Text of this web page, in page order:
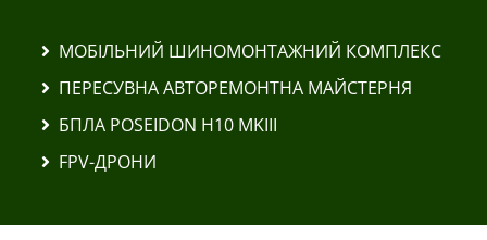
МОБІЛЬНИЙ ШИНОМОНТАЖНИЙ КОМПЛЕКС
ПЕРЕСУВНА АВТОРЕМОНТНА МАЙСТЕРНЯ
БПЛА POSEIDON H10 MKIII
FPV-ДРОНИ